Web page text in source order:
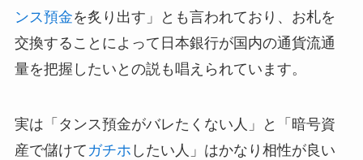
ンス預金を炙り出す」とも言われており、お札を
交換することによって日本銀行が国内の通貨流通
量を把握したいとの説も唱えられています。
実は「タンス預金がバレたくない人」と「暗号資
産で儲けて ガチホ したい人」はかなり相性が良い